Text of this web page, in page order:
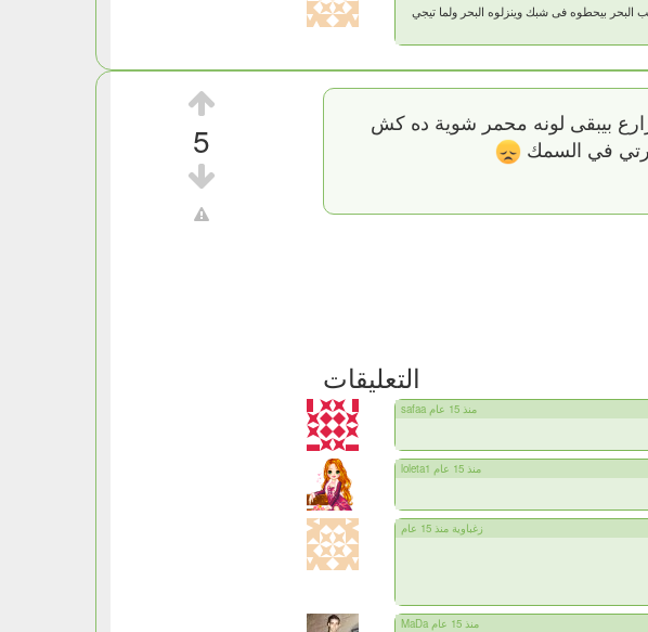
بيحطوه فى شبك وينزلوه البحر ولما تيجي
5
بيبقى لونه محمر شوية ده كش
في السمك
التعليقات
safaa منذ 15 عام
loleta1 منذ 15 عام
زغباوية منذ 15 عام
MaDa منذ 15 عام